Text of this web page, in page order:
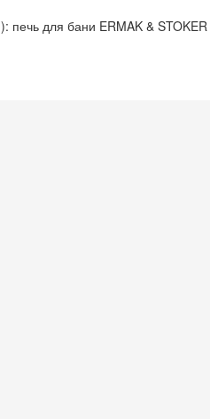
печь для бани ERMAK & STOKER